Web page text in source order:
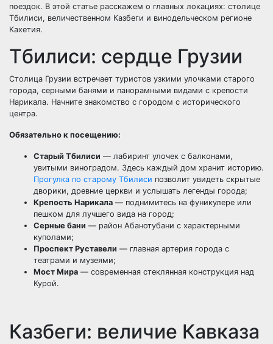
поездок. В этой статье расскажем о главных локациях: столице
Тбилиси, величественном Казбеги и винодельческом регионе
Кахетия.
Тбилиси: сердце Грузии
Столица Грузии встречает туристов узкими улочками старого
города, серными банями и панорамными видами с крепости
Нарикала. Начните знакомство с городом с исторического
центра.
Обязательно к посещению:
Старый Тбилиси — лабиринт улочек с балконами,
увитыми виноградом. Здесь каждый дом хранит историю.
Прогулка по старому Тбилиси позволит увидеть скрытые
дворики, древние церкви и услышать легенды города;
Крепость Нарикала — поднимитесь на фуникулере или
пешком для лучшего вида на город;
Серные бани — район Абанотубани с характерными
куполами;
Проспект Руставели — главная артерия города с
театрами и музеями;
Мост Мира — современная стеклянная конструкция над
Курой.
Казбеги: величие Кавказа